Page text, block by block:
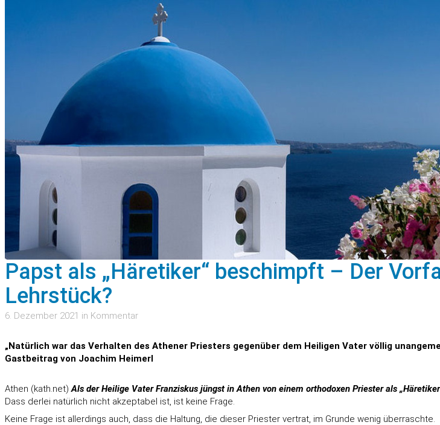
Papst als „Häretiker“ beschimpft – Der
Lehrstück?
6. Dezember 2021 in Kommentar
„Natürlich war das Verhalten des Athener Priesters gegenüber dem Heiligen Vater völlig
Gastbeitrag von Joachim Heimerl
Athen (kath.net)Als der Heilige Vater Franziskus jüngst in Athen von einem orthodoxen Priester als
Dass derlei natürlich nicht akzeptabel ist, ist keine Frage.
Keine Frage ist allerdings auch, dass die Haltung, die dieser Priester vertrat, im Grunde wenig überraschte.